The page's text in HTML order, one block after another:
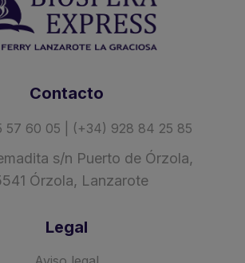
Contacto
57 60 05 | (+34) 928 84 25 85
s/n Puerto de Órzola,
Órzola, Lanzarote
Legal